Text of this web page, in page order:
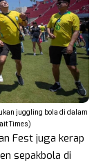
juggling bola di dalam
Times)
Fest juga kerap
sepakbola di